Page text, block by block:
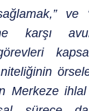
ve
karşı
Merkeze